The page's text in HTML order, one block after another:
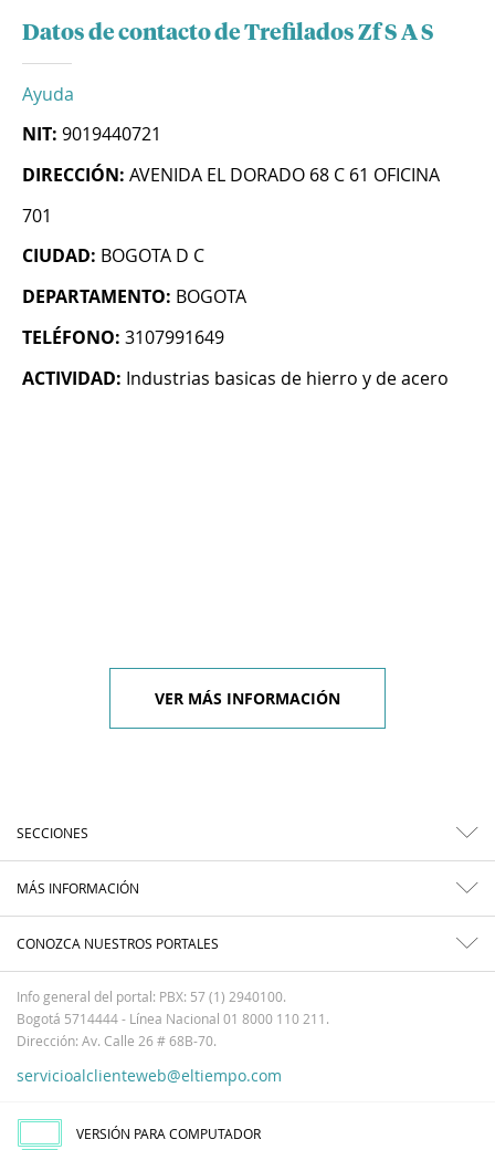
Datos de contacto de Trefilados Zf S A S
Ayuda
NIT: 9019440721
DIRECCIÓN: AVENIDA EL DORADO 68 C 61 OFICINA
701
CIUDAD: BOGOTA D C
DEPARTAMENTO: BOGOTA
TELÉFONO: 3107991649
ACTIVIDAD: Industrias basicas de hierro y de acero
VER MÁS INFORMACIÓN
SECCIONES
MÁS INFORMACIÓN
CONOZCA NUESTROS PORTALES
Info general del portal: PBX: 57 (1) 2940100.
Bogotá 5714444 - Línea Nacional 01 8000 110 211.
Dirección: Av. Calle 26 # 68B-70.
servicioalclienteweb@eltiempo.com
VERSIÓN PARA COMPUTADOR